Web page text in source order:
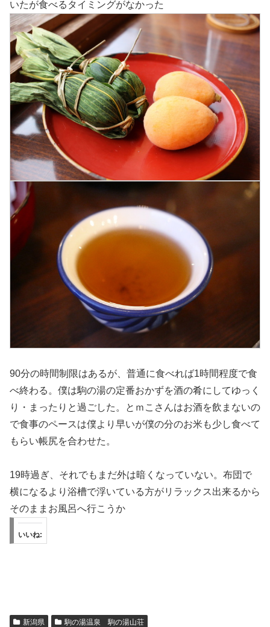
いたが食べるタイミングがなかった
90分の時間制限はあるが、普通に食べれば1時間程度で食
べ終わる。僕は駒の湯の定番おかずを酒の肴にしてゆっく
り・まったりと過ごした。とｍこさんはお酒を飲まないの
で食事のペースは僕より早いが僕の分のお米も少し食べて
もらい帳尻を合わせた。
19時過ぎ、それでもまだ外は暗くなっていない。布団で
横になるより浴槽で浮いている方がリラックス出来るから
そのままお風呂へ行こうか
いいね:
新潟県 駒の湯温泉 駒の湯山荘